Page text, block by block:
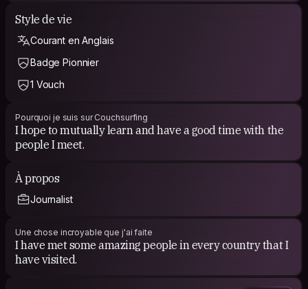
Style de vie
Courant en Anglais
Badge Pionnier
1 Vouch
Pourquoi je suis sur Couchsurfing
I hope to mutually learn and have a good time with the
people I meet.
À propos
Journalist
Une chose incroyable que j'ai faite
I have met some amazing people in every country that I
have visited.